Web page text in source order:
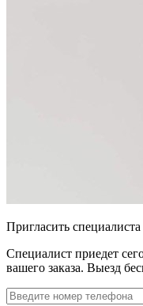
Пригласить специалиста
Специалист приедет
вашего заказа. Выезд